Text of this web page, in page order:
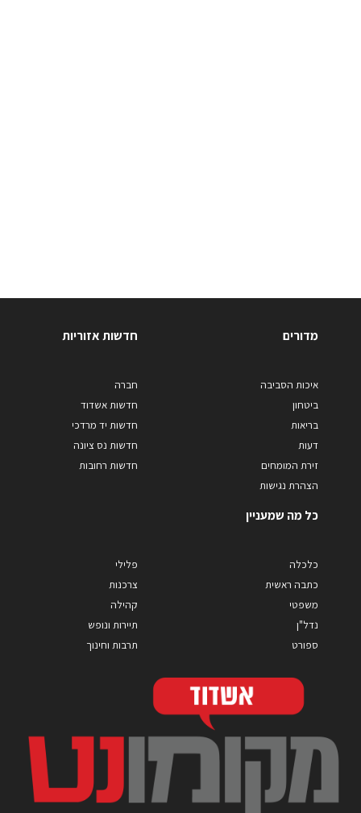
מדורים
איכות הסביבה
ביטחון
בריאות
דעות
זירת המומחים
הצהרת נגישות
חדשות אזוריות
חברה
חדשות אשדוד
חדשות יד מרדכי
חדשות נס ציונה
חדשות רחובות
כל מה שמעניין
כלכלה
כתבה ראשית
משפטי
נדל"ן
ספורט
פלילי
צרכנות
קהילה
תיירות ונופש
תרבות וחינוך